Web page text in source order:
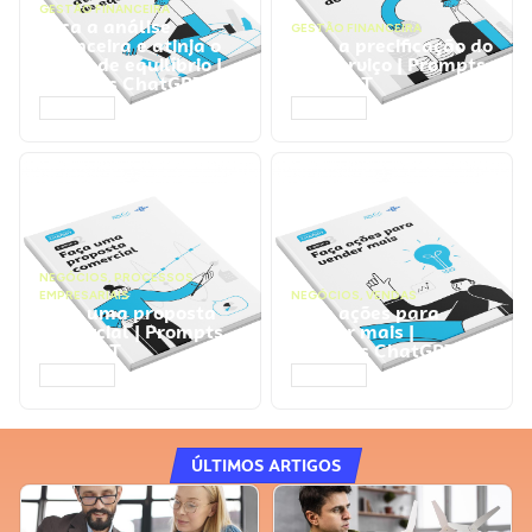
GESTÃO FINANCEIRA
Faça a análise
financeira e atinja o
ponto de equilíbrio |
Prompts ChatGPT
GESTÃO FINANCEIRA
Faça a precificação do
seu serviço | Prompts
ChatGPT
NEGÓCIOS, PROCESSOS
EMPRESARIAIS
Faça uma proposta
comercial | Prompts
ChatGPT
NEGÓCIOS, VENDAS
Faça ações para
vender mais |
Prompts ChatGPT
ÚLTIMOS ARTIGOS